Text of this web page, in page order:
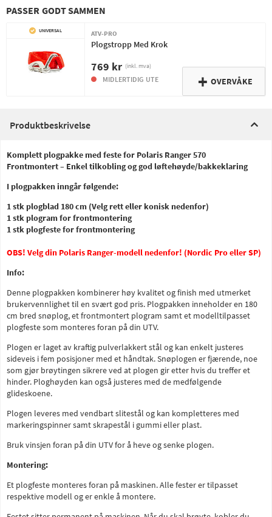
PASSER GODT SAMMEN
UNIVERSAL ATV-PRO
Plogstropp Med Krok
769 kr (inkl. mva)
MIDLERTIDIG UTE OVERVÅKE
Produktbeskrivelse
Komplett plogpakke med feste for Polaris Ranger 570
Frontmontert – Enkel tilkobling og god løftehøyde/bakkeklaring
I plogpakken inngår følgende:
1 stk plogblad 180 cm (Velg rett eller konisk nedenfor)
1 stk plogram for frontmontering
1 stk plogfeste for frontmontering
OBS! Velg din Polaris Ranger-modell nedenfor! (Nordic Pro eller SP)
Info:
Denne plogpakken kombinerer høy kvalitet og finish med utmerket
brukervennlighet til en svært god pris. Plogpakken inneholder en 180
cm bred snøplog, et frontmontert plogram samt et modelltilpasset
plogfeste som monteres foran på din UTV.
Plogen er laget av kraftig pulverlakkert stål og kan enkelt justeres
sideveis i fem posisjoner med et håndtak. Snøplogen er fjærende, noe
som gjør brøytingen sikrere ved at plogen gir etter hvis du treffer et
hinder. Ploghøyden kan også justeres med de medfølgende
glideskoene.
Plogen leveres med vendbart slitestål og kan kompletteres med
markeringspinner samt skrapestål i gummi eller plast.
Bruk vinsjen foran på din UTV for å heve og senke plogen.
Montering:
Et plogfeste monteres foran på maskinen. Alle fester er tilpasset
respektive modell og er enkle å montere.